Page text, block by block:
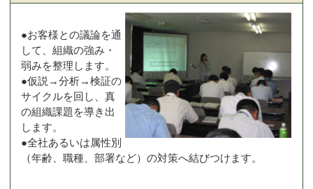
●お客様との議論を通
して、組織の強み・
弱みを整理します。
●仮説→分析→検証の
サイクルを回し、真
の組織課題を導き出
します。
●全社あるいは属性別
（年齢、職種、部署など）の対策へ結びつけます。